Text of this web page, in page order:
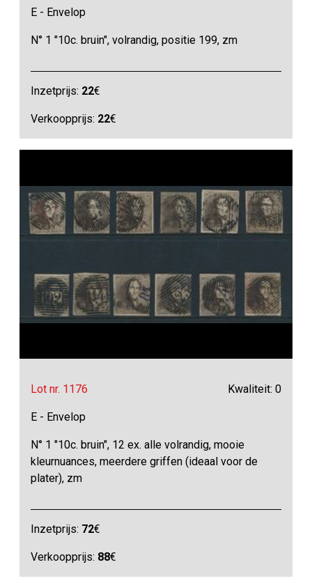
E - Envelop
N° 1 "10c. bruin", volrandig, positie 199, zm
Inzetprijs: 22€
Verkoopprijs: 22€
Lot nr. 1176 Kwaliteit: 0
E - Envelop
N° 1 "10c. bruin", 12 ex. alle volrandig, mooie
kleurnuances, meerdere griffen (ideaal voor de
plater), zm
Inzetprijs: 72€
Verkoopprijs: 88€